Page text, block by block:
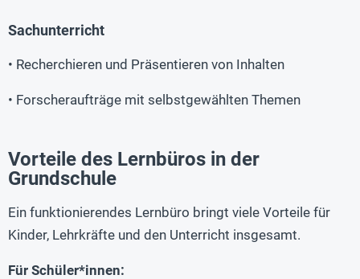
Sachunterricht
• Recherchieren und Präsentieren von Inhalten
• Forscheraufträge mit selbstgewählten Themen
Vorteile des Lernbüros in der
Grundschule
Ein funktionierendes Lernbüro bringt viele Vorteile für
Kinder, Lehrkräfte und den Unterricht insgesamt.
Für Schüler*innen: